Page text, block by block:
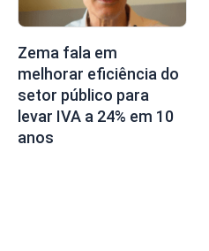
Zema fala em
melhorar eficiência do
setor público para
levar IVA a 24% em 10
anos